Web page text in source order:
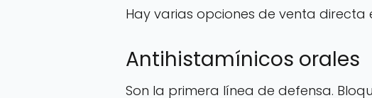
Hay varias opciones de venta directa
Antihistamínicos orales
Son la primera línea de defensa.